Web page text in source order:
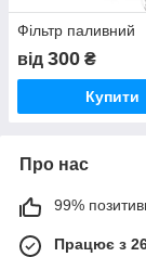
Фільтр паливний
від 300 ₴
Купити
Про нас
99%
Працює з